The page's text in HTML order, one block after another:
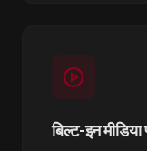
बिल्ट-इन मीडिया